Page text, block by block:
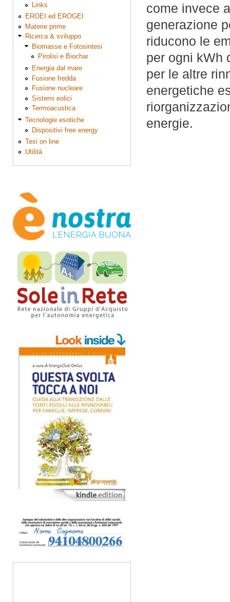
Links
EROEI ed EROGEI
Materie prime
Ricerca & sviluppo
Biomasse e Fotosintesi
Pirolisi e Biochar
Energia dal mare
Fusione fredda
Fusione nucleare
Sistemi eolici
Termoacustica
Tecnologie esotiche
Dispositivi free energy
Tesi on line
Utilità
come invece
generazione
riducono le
per ogni kWh
per le altre
energetiche
energie.